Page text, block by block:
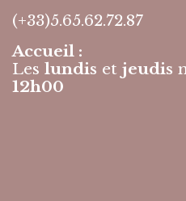
(+33)5.65.62.72.87
Accueil :
Les lundis et jeudis
12h00